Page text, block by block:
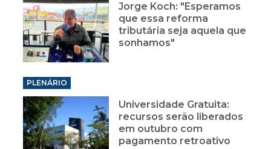
Jorge Koch: "Esperamos
que essa reforma
tributária seja aquela que
sonhamos"
PLENÁRIO
Universidade Gratuita:
recursos serão liberados
em outubro com
pagamento retroativo